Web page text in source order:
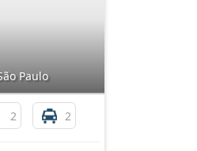
Paulo
2 2